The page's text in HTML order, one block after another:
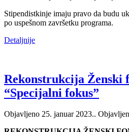
Stipendistkinje imaju pravo da budu
po uspešnom završetku programa.
Detaljnije
Rekonstrukcija Ženski
“Specijalni fokus”
Objavljeno 25. januar 2023..